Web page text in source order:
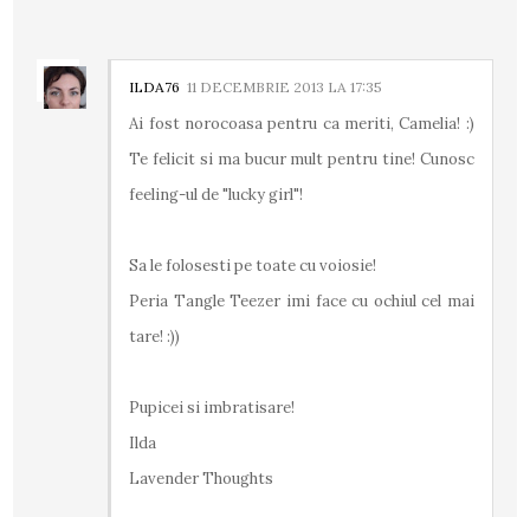
ILDA76 11 DECEMBRIE 2013 LA 17:35
Ai fost norocoasa pentru ca meriti, Camelia! :)
Te felicit si ma bucur mult pentru tine! Cunosc
feeling-ul de "lucky girl"!
Sa le folosesti pe toate cu voiosie!
Peria Tangle Teezer imi face cu ochiul cel mai
tare! :))
Pupicei si imbratisare!
Ilda
Lavender Thoughts